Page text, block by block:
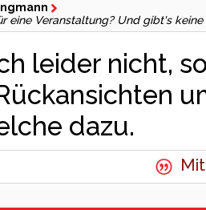
eine Veranstaltung? Und gibt's
leider nicht,
dazu.